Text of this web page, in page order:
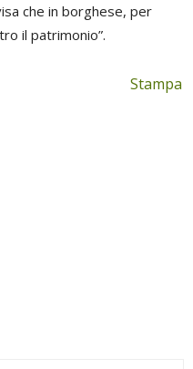
che in borghese, per
il patrimonio”.
Stampa